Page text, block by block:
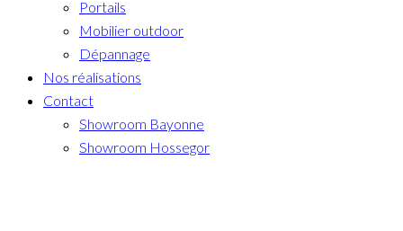
Portails
Mobilier outdoor
Dépannage
Nos réalisations
Contact
Showroom Bayonne
Showroom Hossegor